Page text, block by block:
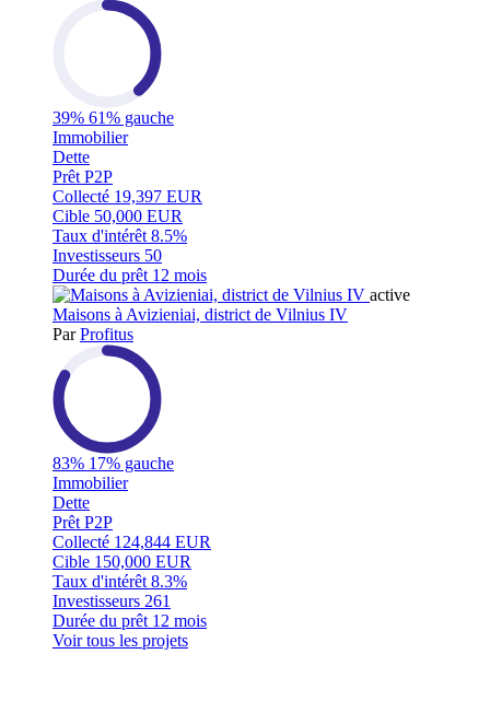
39% 61% gauche
Immobilier
Dette
Prêt P2P
Collecté 19,397 EUR
Cible 50,000 EUR
Taux d'intérêt 8.5%
Investisseurs 50
Durée du prêt 12 mois
active
Maisons à Avizieniai, district de Vilnius IV
ParProfitus
83% 17% gauche
Immobilier
Dette
Prêt P2P
Collecté 124,844 EUR
Cible 150,000 EUR
Taux d'intérêt 8.3%
Investisseurs 261
Durée du prêt 12 mois
Voir tous les projets